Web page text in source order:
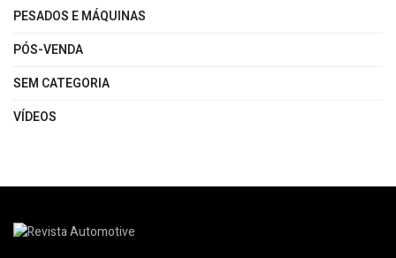
PESADOS E MÁQUINAS
PÓS-VENDA
SEM CATEGORIA
VÍDEOS